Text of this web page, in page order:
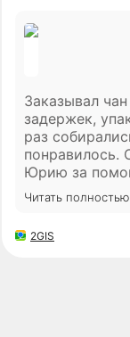
Заказывал
задержек,
раз
понравилось.
Юрию за
сами бы
Читать полностью
2GIS